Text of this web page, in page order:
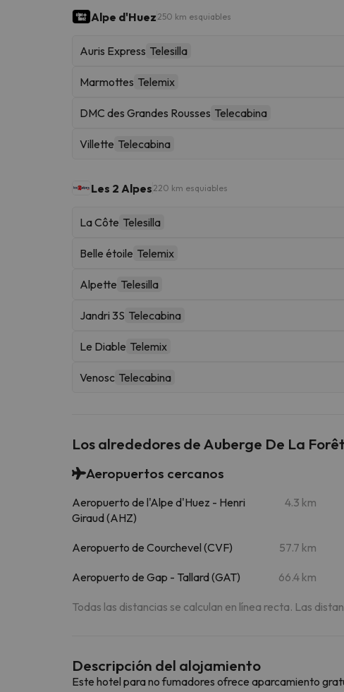
Alpe d'Huez 250 km esquiables
Auris Express Telesilla
Marmottes Telemix
DMC des Grandes Rousses Telecabina
Villette Telecabina
Les 2 Alpes 220 km esquiables
La Côte Telesilla
Belle étoile Telemix
Alpette Telesilla
Jandri 3S Telecabina
Le Diable Telemix
Venosc Telecabina
Los alrededores de Auberge De La
Aeropuertos cercanos
Aeropuerto de l'Alpe d'Huez - Henri
Giraud (AHZ)
4.3 km
Aeropuerto de Courchevel (CVF) 57.7 km
Aeropuerto de Gap - Tallard (GAT) 66.4 km
Todas las distancias se calculan en línea recta. Las
Descripción del alojamiento
Este hotel para no fumadores ofrece aparcamiento